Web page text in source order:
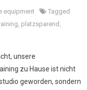
equipment
Tagged
, platzsparend ,
unsere
zu Hause ist nicht
geworden, sondern